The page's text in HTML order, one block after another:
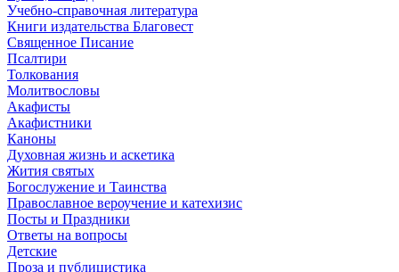
Учебно-справочная литература
Книги издательства Благовест
Священное Писание
Псалтири
Толкования
Молитвословы
Акафисты
Акафистники
Каноны
Духовная жизнь и аскетика
Жития святых
Богослужение и Таинства
Православное вероучение и катехизис
Посты и Праздники
Ответы на вопросы
Детские
Проза и публицистика